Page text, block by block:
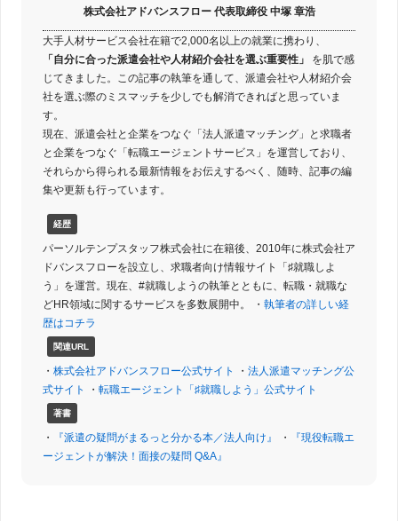
株式会社アドバンスフロー 代表取締役 中塚 章浩
大手人材サービス会社在籍で2,000名以上の就業に携わり、
「自分に合った派遣会社や人材紹介会社を選ぶ重要性」
を肌で感
じてきました。この記事の執筆を通して、派遣会社や人材紹介会
社を選ぶ際のミスマッチを少しでも解消できればと思っていま
す。
現在、派遣会社と企業をつなぐ「法人派遣マッチング」と求職者
と企業をつなぐ「転職エージェントサービス」を運営しており、
それらから得られる最新情報をお伝えするべく、随時、記事の編
集や更新も行っています。
経歴
パーソルテンプスタッフ株式会社に在籍後、2010年に株式会社ア
ドバンスフローを設立し、求職者向け情報サイト「♯就職しよ
う」を運営。現在、#就職しようの執筆とともに、転職・就職な
どHR領域に関するサービスを多数展開中。 ・ 執筆者の詳しい経
歴はコチラ
関連URL
・ 株式会社アドバンスフロー公式サイト ・ 法人派遣マッチング公
式サイト
・ 転職エージェント「♯就職しよう」公式サイト
著書
・ 『派遣の疑問がまるっと分かる本／法人向け』 ・
『現役転職エ
ージェントが解決！面接の疑問 Q&A』